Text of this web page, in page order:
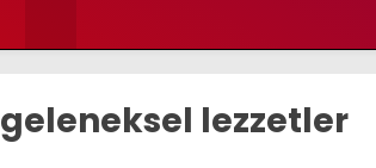
geleneksel lezzetler